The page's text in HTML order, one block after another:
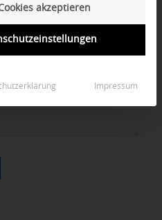
akzeptieren
Impressum